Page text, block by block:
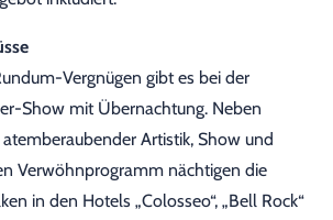
Vergnügen gibt es bei der
Show mit Übernachtung. Neben
Artistik, Show und
Verwöhnprogramm nächtigen die
in den Hotels „Colosseo“, „Bell Rock“